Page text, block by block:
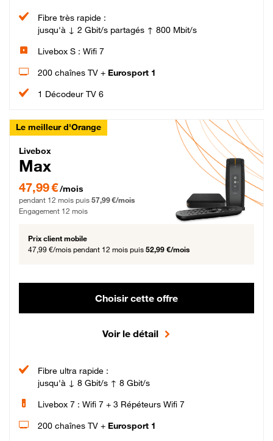
Fibre très rapide :
jusqu'à ↓ 2 Gbit/s partagés ↑ 800 Mbit/s
Livebox S : Wifi 7
200 chaînes TV + Eurosport 1
1 Décodeur TV 6
Le meilleur d'Orange
Livebox Max Fibre
Livebox
Max
47,99 € par mois pendant 12 mois puis 57,99 € par mois, Engagement 12 mois
47,99 €/mois
pendant 12 mois puis 57,99 €/mois
Engagement 12 mois
Prix client mobile
47,99 €/mois pendant 12 mois puis 52,99 €/mois
Choisir cette offre
Voir le détail
Fibre ultra rapide :
jusqu'à ↓ 8 Gbit/s ↑ 8 Gbit/s
Livebox 7 : Wifi 7 + 3 Répéteurs Wifi 7
200 chaînes TV + Eurosport 1